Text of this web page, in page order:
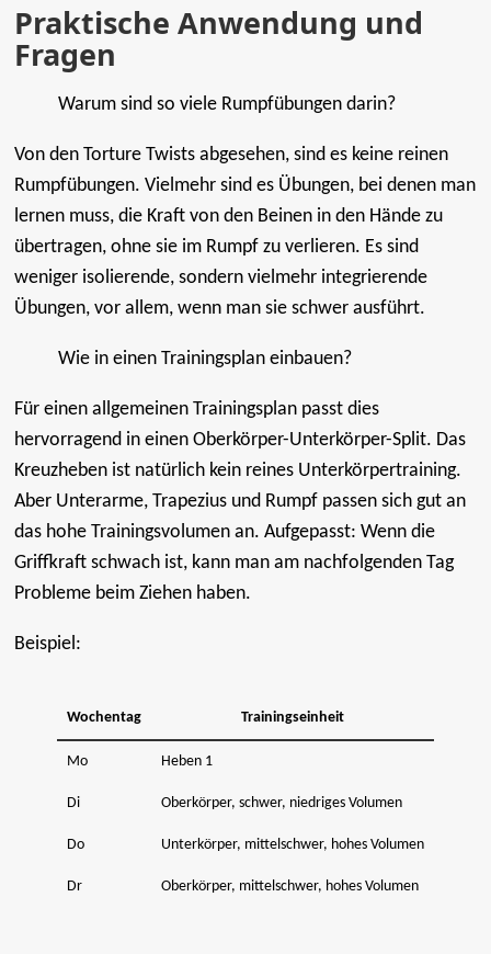
Praktische Anwendung und
Fragen
Warum sind so viele Rumpfübungen darin?
Von den Torture Twists abgesehen, sind es keine reinen
Rumpfübungen. Vielmehr sind es Übungen, bei denen man
lernen muss, die Kraft von den Beinen in den Hände zu
übertragen, ohne sie im Rumpf zu verlieren. Es sind
weniger isolierende, sondern vielmehr integrierende
Übungen, vor allem, wenn man sie schwer ausführt.
Wie in einen Trainingsplan einbauen?
Für einen allgemeinen Trainingsplan passt dies
hervorragend in einen Oberkörper-Unterkörper-Split. Das
Kreuzheben ist natürlich kein reines Unterkörpertraining.
Aber Unterarme, Trapezius und Rumpf passen sich gut an
das hohe Trainingsvolumen an. Aufgepasst: Wenn die
Griffkraft schwach ist, kann man am nachfolgenden Tag
Probleme beim Ziehen haben.
Beispiel:
Wochentag Trainingseinheit
Mo Heben 1
Di Oberkörper, schwer, niedriges Volumen
Do Unterkörper, mittelschwer, hohes Volumen
Dr Oberkörper, mittelschwer, hohes Volumen